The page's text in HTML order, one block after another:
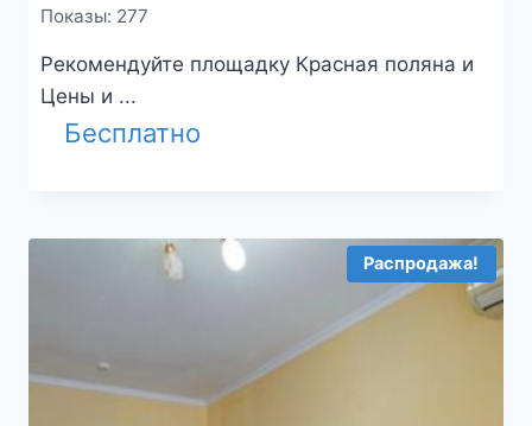
Показы: 277
Рекомендуйте площадку Красная поляна и
Цены и ...
Бесплатно
Распродажа!